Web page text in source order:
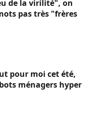
de la virilité", on
pas très "frères
pour moi cet été,
ménagers hyper